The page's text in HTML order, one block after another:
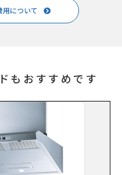
用について
もおすすめです